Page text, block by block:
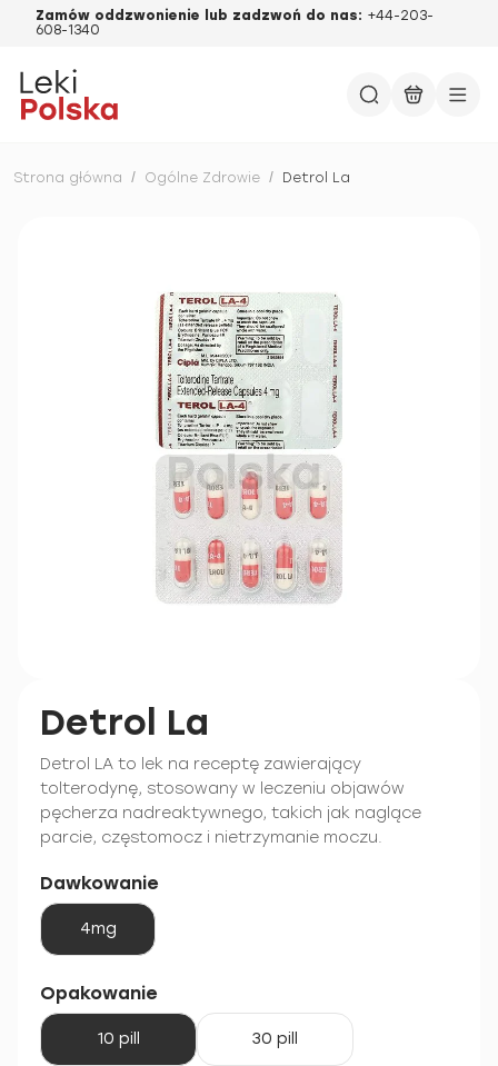
Zamów oddzwonienie lub zadzwoń do nas: +44-203-
608-1340
Strona główna / Ogólne Zdrowie / Detrol La
Detrol La
Detrol LA to lek na receptę zawierający
tolterodynę, stosowany w leczeniu objawów
pęcherza nadreaktywnego, takich jak naglące
parcie, częstomocz i nietrzymanie moczu.
Dawkowanie
4mg
Opakowanie
10 pill 30 pill